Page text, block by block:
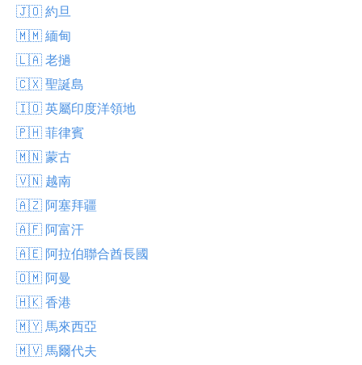
🇯🇴 約旦
🇲🇲 緬甸
🇱🇦 老撾
🇨🇽 聖誕島
🇮🇴 英屬印度洋領地
🇵🇭 菲律賓
🇲🇳 蒙古
🇻🇳 越南
🇦🇿 阿塞拜疆
🇦🇫 阿富汗
🇦🇪 阿拉伯聯合酋長國
🇴🇲 阿曼
🇭🇰 香港
🇲🇾 馬來西亞
🇲🇻 馬爾代夫